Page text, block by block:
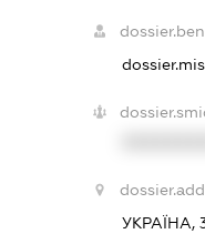
УКРАЇНА,